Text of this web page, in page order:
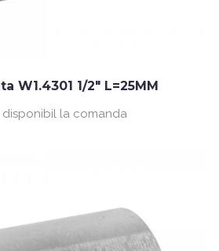
W1.4301 1/2" L=25MM
disponibil la comanda